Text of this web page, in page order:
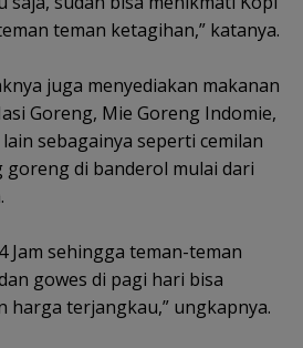
teman ketagihan,” katanya.
juga menyediakan makanan
Goreng, Mie Goreng Indomie,
sebagainya seperti cemilan
di banderol mulai dari
Jam sehingga teman-teman
gowes di pagi hari bisa
harga terjangkau,” ungkapnya.